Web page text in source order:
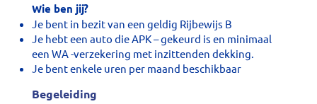
Wie ben jij?
Je bent in bezit van een geldig Rijbewijs B
Je hebt een auto die APK – gekeurd is en minimaal
een WA -verzekering met inzittenden dekking.
Je bent enkele uren per maand beschikbaar
Begeleiding